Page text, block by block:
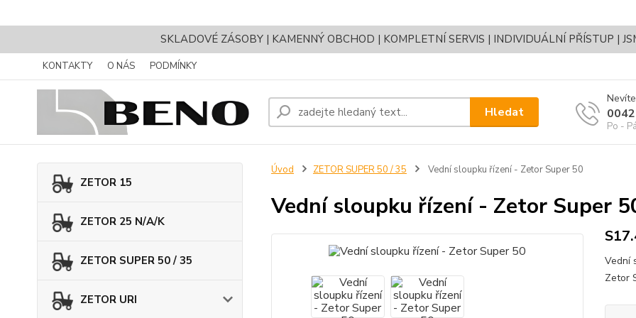
SKLADOVÉ ZÁSOBY | KAMENNÝ OBCHOD | KOMPLETNÍ SERVIS | INDIVIDUÁLNÍ PŘÍSTUP |
KONTAKTY O NÁS PODMÍNKY
Hledat
Po -
ZETOR 15
ZETOR 25 N/A/K
ZETOR SUPER 50 / 35
ZETOR URI
Úvod ZETOR SUPER 50 / 35 Vední sloupku řízení - Zetor Super 50
Vední sloupku řízení - Zetor Super
Vední
Zetor